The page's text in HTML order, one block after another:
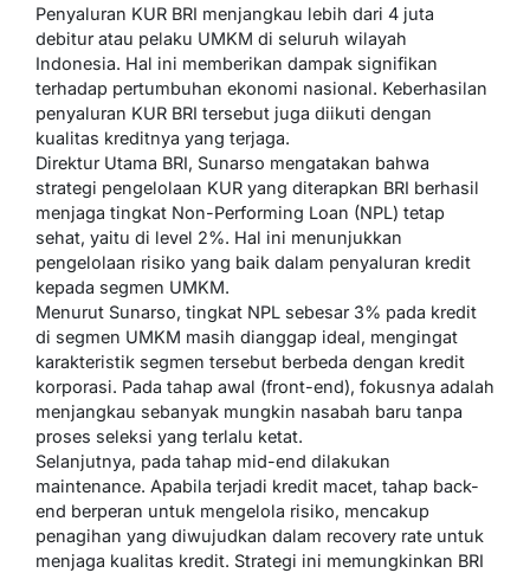
Penyaluran KUR BRI menjangkau lebih dari 4 juta
debitur atau pelaku UMKM di seluruh wilayah
Indonesia. Hal ini memberikan dampak signifikan
terhadap pertumbuhan ekonomi nasional. Keberhasilan
penyaluran KUR BRI tersebut juga diikuti dengan
kualitas kreditnya yang terjaga.
Direktur Utama BRI, Sunarso mengatakan bahwa
strategi pengelolaan KUR yang diterapkan BRI berhasil
menjaga tingkat Non-Performing Loan (NPL) tetap
sehat, yaitu di level 2%. Hal ini menunjukkan
pengelolaan risiko yang baik dalam penyaluran kredit
kepada segmen UMKM.
Menurut Sunarso, tingkat NPL sebesar 3% pada kredit
di segmen UMKM masih dianggap ideal, mengingat
karakteristik segmen tersebut berbeda dengan kredit
korporasi. Pada tahap awal (front-end), fokusnya adalah
menjangkau sebanyak mungkin nasabah baru tanpa
proses seleksi yang terlalu ketat.
Selanjutnya, pada tahap mid-end dilakukan
maintenance. Apabila terjadi kredit macet, tahap back-
end berperan untuk mengelola risiko, mencakup
penagihan yang diwujudkan dalam recovery rate untuk
menjaga kualitas kredit. Strategi ini memungkinkan BRI